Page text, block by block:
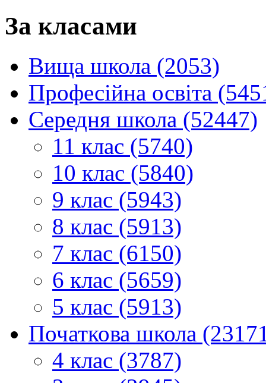
За класами
Вища школа (2053)
Професійна освіта
Середня школа (52447)
11 клас (5740)
10 клас (5840)
9 клас (5943)
8 клас (5913)
7 клас (6150)
6 клас (5659)
5 клас (5913)
Початкова школа
4 клас (3787)